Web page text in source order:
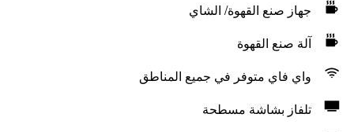
جهاز صنع القهوة/ الشاي
آلة صنع القهوة
واي فاي متوفر في جميع المناطق
تلفاز بشاشة مسطحة